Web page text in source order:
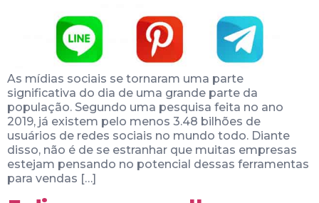
As mídias sociais se tornaram uma parte
significativa do dia de uma grande parte da
população. Segundo uma pesquisa feita no ano
2019, já existem pelo menos 3.48 bilhões de
usuários de redes sociais no mundo todo. Diante
disso, não é de se estranhar que muitas empresas
estejam pensando no potencial dessas ferramentas
para vendas […]